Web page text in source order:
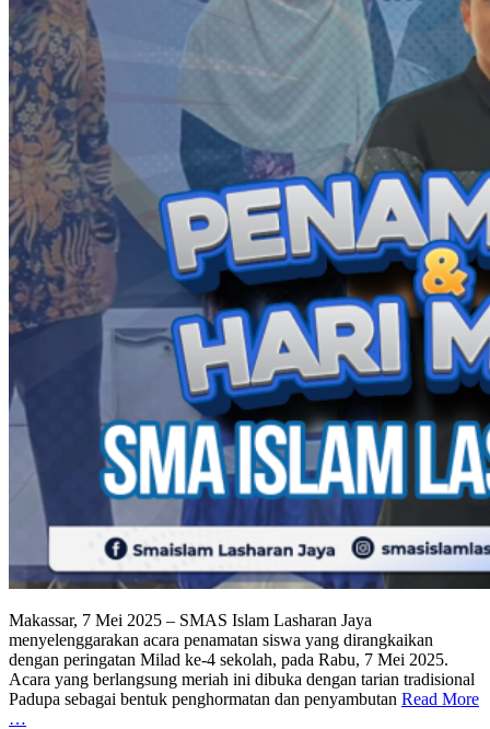
Makassar, 7 Mei 2025 – SMAS Islam Lasharan Jaya
menyelenggarakan acara penamatan siswa yang dirangkaikan
dengan peringatan Milad ke-4 sekolah, pada Rabu, 7 Mei 2025.
Acara yang berlangsung meriah ini dibuka dengan tarian tradisional
Padupa sebagai bentuk penghormatan dan penyambutan Read More
…